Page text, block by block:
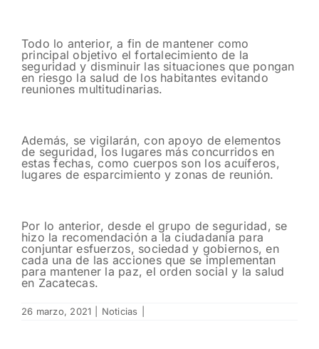
Todo lo anterior, a fin de mantener como
principal objetivo el fortalecimiento de la
seguridad y disminuir las situaciones que pongan
en riesgo la salud de los habitantes evitando
reuniones multitudinarias.
Además, se vigilarán, con apoyo de elementos
de seguridad, los lugares más concurridos en
estas fechas, como cuerpos son los acuíferos,
lugares de esparcimiento y zonas de reunión.
Por lo anterior, desde el grupo de seguridad, se
hizo la recomendación a la ciudadanía para
conjuntar esfuerzos, sociedad y gobiernos, en
cada una de las acciones que se implementan
para mantener la paz, el orden social y la salud
en Zacatecas.
26 marzo, 2021 Noticias